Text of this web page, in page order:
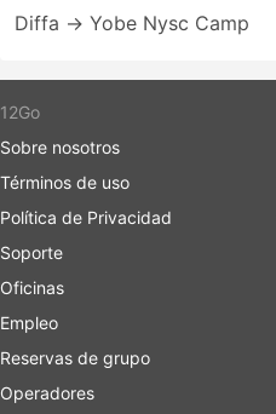
Diffa → Yobe Nysc Camp
12Go
Sobre nosotros
Términos de uso
Política de Privacidad
Soporte
Oficinas
Empleo
Reservas de grupo
Operadores